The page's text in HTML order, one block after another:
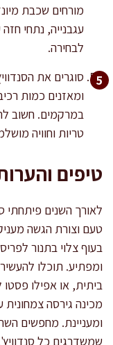
מורחים שכבת
עגבנייה, נתחי
לבחירה.
סוגרים את
ומאזנים כמות
במרקמים. חשוב
טריות וחוויה
טיפים
לאורך השנים פיתחתי
טעם וצורת הגשה
בעוף צלוי בתנור
ומפתיע. תוכלו
ביתית, או אפילו פסטו
מכינה גירסה
ומעניינת. מחפשים
שמשדרגים כל